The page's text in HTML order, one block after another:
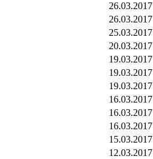
26.03.2017
26.03.2017
25.03.2017
20.03.2017
19.03.2017
19.03.2017
19.03.2017
16.03.2017
16.03.2017
16.03.2017
15.03.2017
12.03.2017